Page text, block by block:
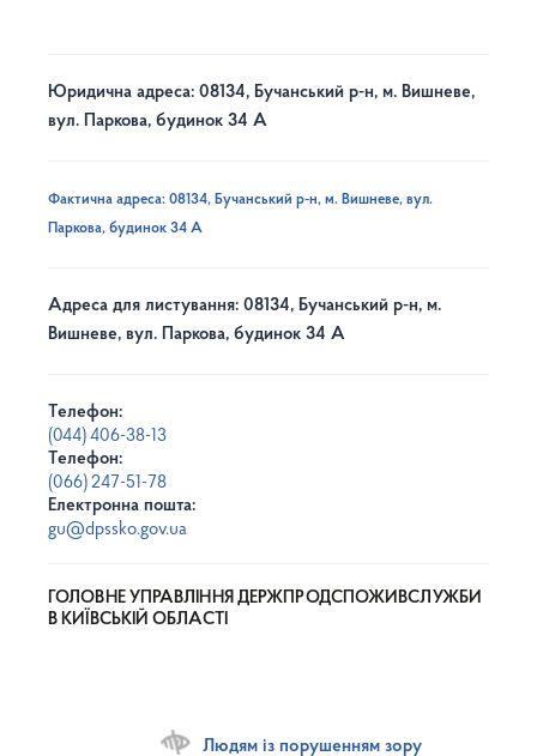
Юридична адреса: 08134, Бучанський р-н, м. Вишневе,
вул. Паркова, будинок 34 А
Фактична адреса: 08134, Бучанський р-н, м. Вишневе, вул.
Паркова, будинок 34 А
Адреса для листування: 08134, Бучанський р-н, м.
Вишневе, вул. Паркова, будинок 34 А
Телефон:
(044) 406-38-13
Телефон:
(066) 247-51-78
Електронна пошта:
gu@dpssko.gov.ua
ГОЛОВНЕ УПРАВЛІННЯ ДЕРЖПРОДСПОЖИВСЛУЖБИ
В КИЇВСЬКІЙ ОБЛАСТІ
Людям із порушенням зору